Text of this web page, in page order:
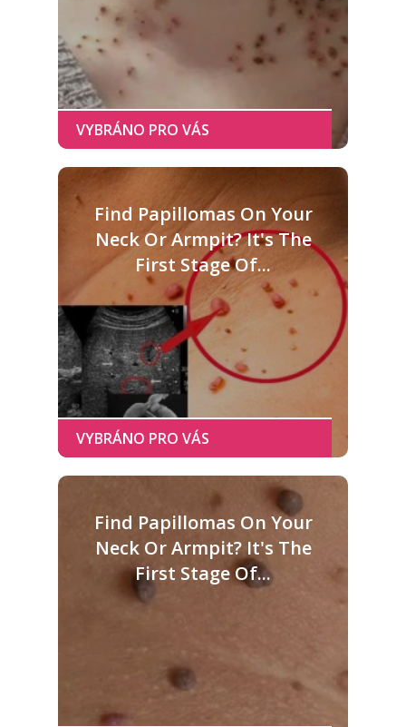
Find Papillomas On Your
Neck Or Armpit? It's The
First Stage Of...
Find Papillomas On Your
Neck Or Armpit? It's The
First Stage Of...